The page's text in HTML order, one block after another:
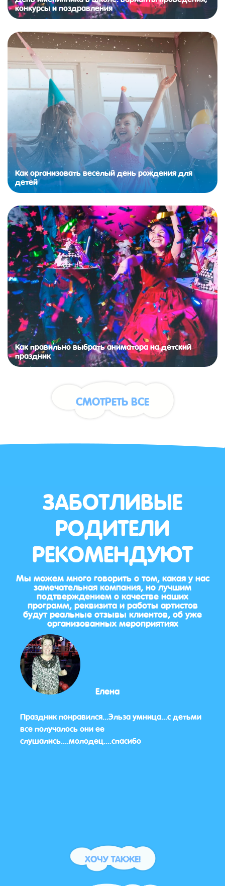
конкурсы и поздравления
Как организовать веселый день рождения для
детей
Как правильно выбрать аниматора на детский
праздник
СМОТРЕТЬ ВСЕ
ЗАБОТЛИВЫЕ
РОДИТЕЛИ
РЕКОМЕНДУЮТ
Мы можем много говорить о том, какая у нас
замечательная компания, но лучшим
подтверждением о качестве наших
программ, реквизита и работы артистов
будут реальные отзывы клиентов, об уже
организованных мероприятиях
Елена
Праздник понравился...Эльза умница...с детьми
все получалось они ее
слушались....молодец....спасибо
ХОЧУ ТАКЖЕ!